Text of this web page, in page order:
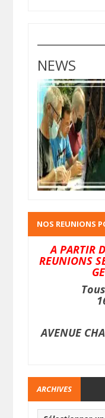
NEWS
NOS REUNIONS
A PARTIR
REUNIONS
AVENUE
ARCHIVES